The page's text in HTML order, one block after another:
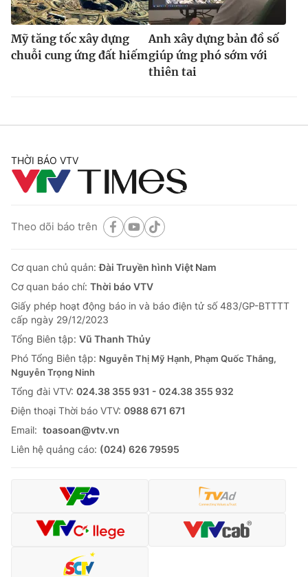
Mỹ tăng tốc xây dựng
chuỗi cung ứng đất hiếm
Anh xây dựng bản đồ số
giúp ứng phó sớm với
thiên tai
THỜI BÁO VTV
Theo dõi báo trên
Cơ quan chủ quản:Đài Truyền hình Việt Nam
Cơ quan báo chí: Thời báo VTV
Giấy phép hoạt động báo in và báo điện tử số 483/GP-BTTTT
cấp ngày 29/12/2023
Tổng Biên tập: Vũ Thanh Thủy
Phó Tổng Biên tập: Nguyễn Thị Mỹ Hạnh, Phạm Quốc Thắng,
Nguyễn Trọng Ninh
Tổng đài VTV: 024.38 355 931 - 024.38 355 932
Ðiện thoại Thời báo VTV: 0988 671 671
Email: toasoan@vtv.vn
Liên hệ quảng cáo: (024) 626 79595